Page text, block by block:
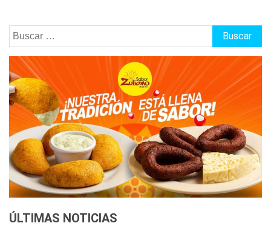
Buscar:
ÚLTIMAS NOTICIAS